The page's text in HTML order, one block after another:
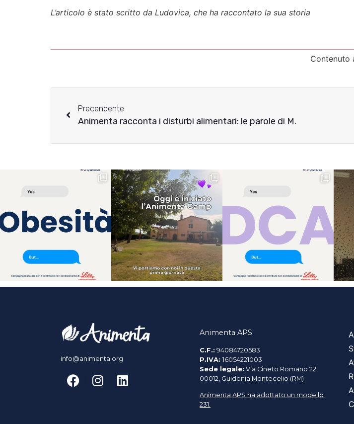
L’articolo è stato scritto da Ludovica, che ha raccontato la sua storia
Contenuto
Precendente
Animenta racconta i disturbi alimentari: le parole di M.
info@animenta.org
Animenta APS
C.F.: 94084720583
P.IVA: 16054221003
Sede legale: Via Cineto Romano 22,
00012, Guidonia Montecelio (RM)
Animenta APS ha adottato un modello
231.